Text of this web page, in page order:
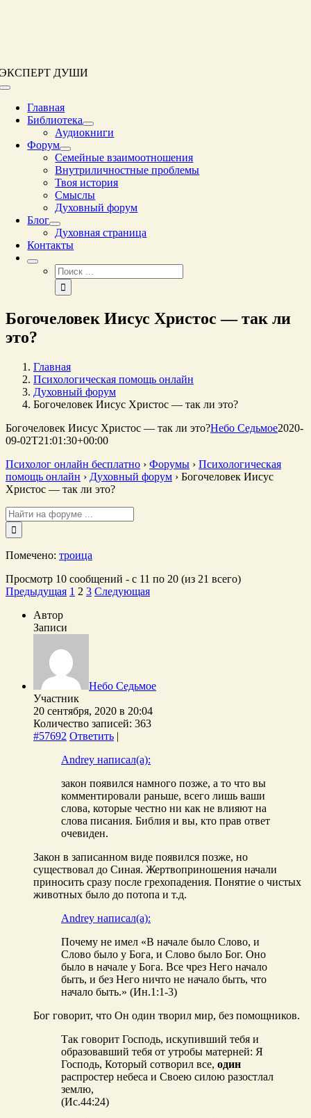
ЭКСПЕРТ ДУШИ
Переключение
навигацииГлавная
Библиотека
Аудиокниги
Форум
Семейные взаимоотношения
Внутриличностные проблемы
Твоя история
Смыслы
Духовный форум
Блог
Духовная страница
Контакты
Результат
поиска:
Богочеловек Иисус Христос — так ли
это?
Главная
Психологическая помощь онлайн
Духовный форум
Богочеловек Иисус Христос — так ли это?
Богочеловек Иисус Христос — так ли это?Небо Седьмое2020-
09-02T21:01:30+00:00
Психолог онлайн бесплатно › Форумы › Психологическая
помощь онлайн › Духовный форум › Богочеловек Иисус
Христос — так ли это?
Поиск:
Помечено: троица
Просмотр 10 сообщений - с 11 по 20 (из 21 всего)
Предыдущая 1 2 3 Следующая
Автор
Записи
Небо Седьмое
Участник
20 сентября, 2020 в 20:04
Количество записей: 363
#57692 Ответить |
Andrey написал(а):
закон появился намного позже, а то что вы
комментировали раньше, всего лишь ваши
слова, которые честно ни как не влияют на
слова писания. Библия и вы, кто прав ответ
очевиден.
Закон в записанном виде появился позже, но
существовал до Синая. Жертвоприношения начали
приносить сразу после грехопадения. Понятие о чистых
животных было до потопа и т.д.
Andrey написал(а):
Почему не имел «В начале было Слово, и
Слово было у Бога, и Слово было Бог. Оно
было в начале у Бога. Все чрез Него начало
быть, и без Него ничто не начало быть, что
начало быть.» (Ин.1:1-3)
Бог говорит, что Он один творил мир, без помощников.
Так говорит Господь, искупивший тебя и
образовавший тебя от утробы матерней: Я
Господь, Который сотворил все, один
распростер небеса и Своею силою разостлал
землю,
(Ис.44:24)